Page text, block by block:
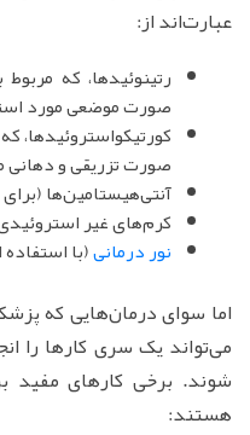
عبارت‌اند از:
رتینوئیدها، که مربوط
صورت موضعی مورد
کورتیکواستروئیدها،
صورت تزریقی و دهانی
آنتی‌هیستامین‌ها
کرم‌های غیر
نور درمانی(با
اما سوای درمان‌هایی که
شوند. برخی کارهای مفید
هستند: